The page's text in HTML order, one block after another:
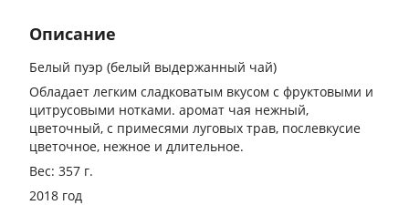
Описание
Белый пуэр (белый выдержанный чай)
Обладает легким сладковатым вкусом с фруктовыми и
цитрусовыми нотками. аромат чая нежный,
цветочный, с примесями луговых трав, послевкусие
цветочное, нежное и длительное.
Вес: 357 г.
2018 год